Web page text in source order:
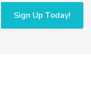
Sign Up Today!